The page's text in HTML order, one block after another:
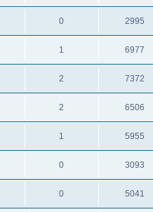
0 2995
1 6977
2 7372
2 6506
1 5955
0 3093
0 5041